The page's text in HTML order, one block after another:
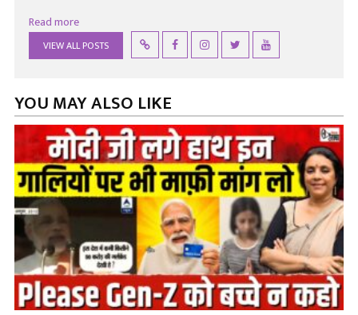
Read more
VIEW ALL POSTS
YOU MAY ALSO LIKE